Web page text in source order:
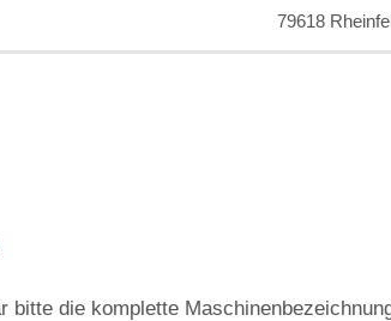
79618
bitte die komplette